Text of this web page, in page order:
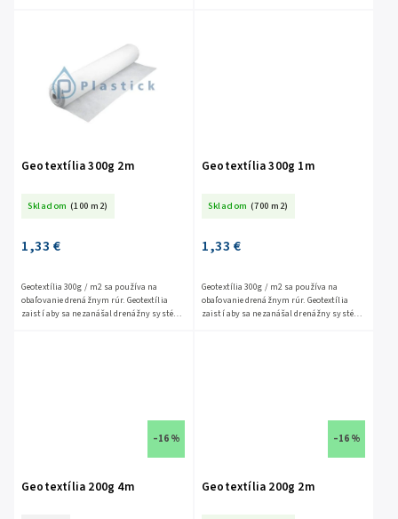
Geotextília 300g 2m
Skladom (100 m2)
1,33 €
Geotextília 300g / m2 sa používa na
obaľovanie drenážnym rúr. Geotextília
zaistí aby sa nezanášal drenážny systém
Geotextília 300g 1m
Skladom (700 m2)
1,33 €
Geotextília 300g / m2 sa používa na
obaľovanie drenážnym rúr. Geotextília
zaistí aby sa nezanášal drenážny systém
–16 %
Geotextília 200g 4m
–16 %
Geotextília 200g 2m